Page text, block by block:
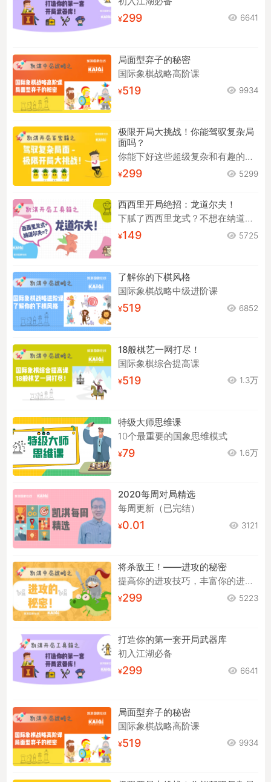
初入江湖必备
299 6641
局面型弃子的秘密
国际象棋战略高阶课
519 9934
极限开局大挑战！你能驾驭复杂局
面吗？
你能下好这些超级复杂和有趣的开局吗？
299 5299
西西里开局绝招：龙道尔夫！
下腻了西西里龙式？不想在纳道尔夫中苦苦背谱？来试试龙道尔夫！
149 5725
了解你的下棋风格
国际象棋战略中级进阶课
519 6852
18般棋艺一网打尽！
国际象棋综合提高课
519 1.3万
特级大师思维课
10个最重要的国象思维模式
79 1.6万
2020每周对局精选
每周更新（已完结）
0.01 3121
将杀敌王！——进攻的秘密
提高你的进攻技巧，丰富你的进攻手段！
299 5223
打造你的第一套开局武器库
初入江湖必备
299 6641
局面型弃子的秘密
国际象棋战略高阶课
519 9934